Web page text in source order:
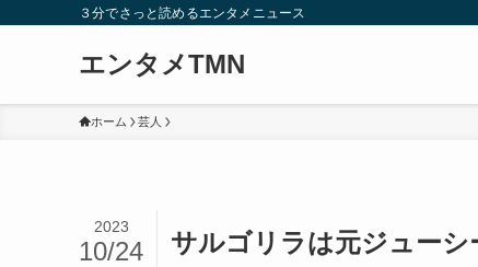
３分でさっと読めるエンタメニュース
エンタメTMN
ホーム 芸人
サルゴリラは元ジューシ
2023
10/24